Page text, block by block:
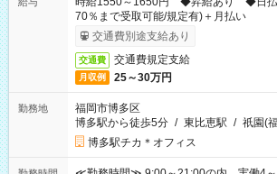
70％まで受取可能/規定有)＋月払い
交通費別途支給あり
交通費 交通費規定支給
月収例 25～30万円
勤務地
福岡市博多区
博多駅から徒歩5分 / 東比恵駅 / 祇園(
博多駅チカ＊オフィス